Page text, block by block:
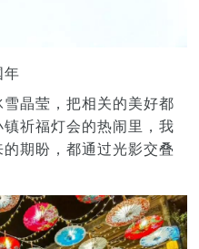
年
晶莹，把相关的美好都
祈福灯会的热闹里，我
期盼，都通过光影交叠